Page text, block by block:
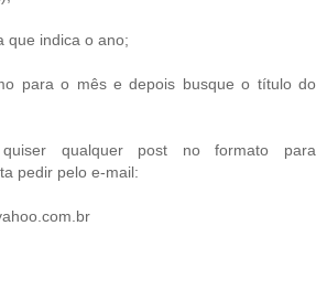
que indica o ano;
para o mês e depois busque o título do
qualquer post no formato para
pedir pelo e-mail: